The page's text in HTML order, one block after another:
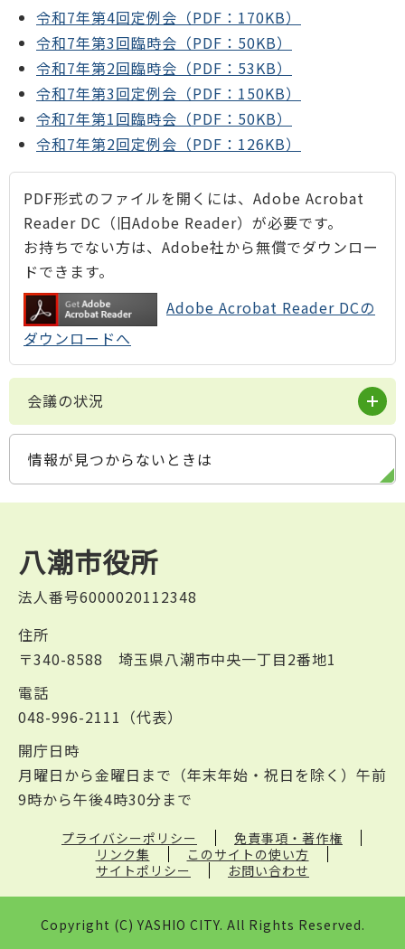
令和7年第4回定例会（PDF：170KB）
令和7年第3回臨時会（PDF：50KB）
令和7年第2回臨時会（PDF：53KB）
令和7年第3回定例会（PDF：150KB）
令和7年第1回臨時会（PDF：50KB）
令和7年第2回定例会（PDF：126KB）
PDF形式のファイルを開くには、Adobe Acrobat
Reader DC（旧Adobe Reader）が必要です。
お持ちでない方は、Adobe社から無償でダウンロー
ドできます。
Adobe Acrobat Reader DCの
ダウンロードへ
会議の状況
情報が見つからないときは
八潮市役所
法人番号6000020112348
住所
〒340-8588 埼玉県八潮市中央一丁目2番地1
電話
048-996-2111（代表）
開庁日時
月曜日から金曜日まで（年末年始・祝日を除く）午前
9時から午後4時30分まで
プライバシーポリシー
免責事項・著作権
リンク集
このサイトの使い方
サイトポリシー
お問い合わせ
Copyright (C) YASHIO CITY. All Rights Reserved.